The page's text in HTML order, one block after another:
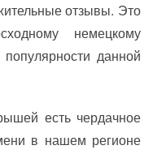
отзывы. Это
немецкому
данной
есть чердачное
в нашем регионе